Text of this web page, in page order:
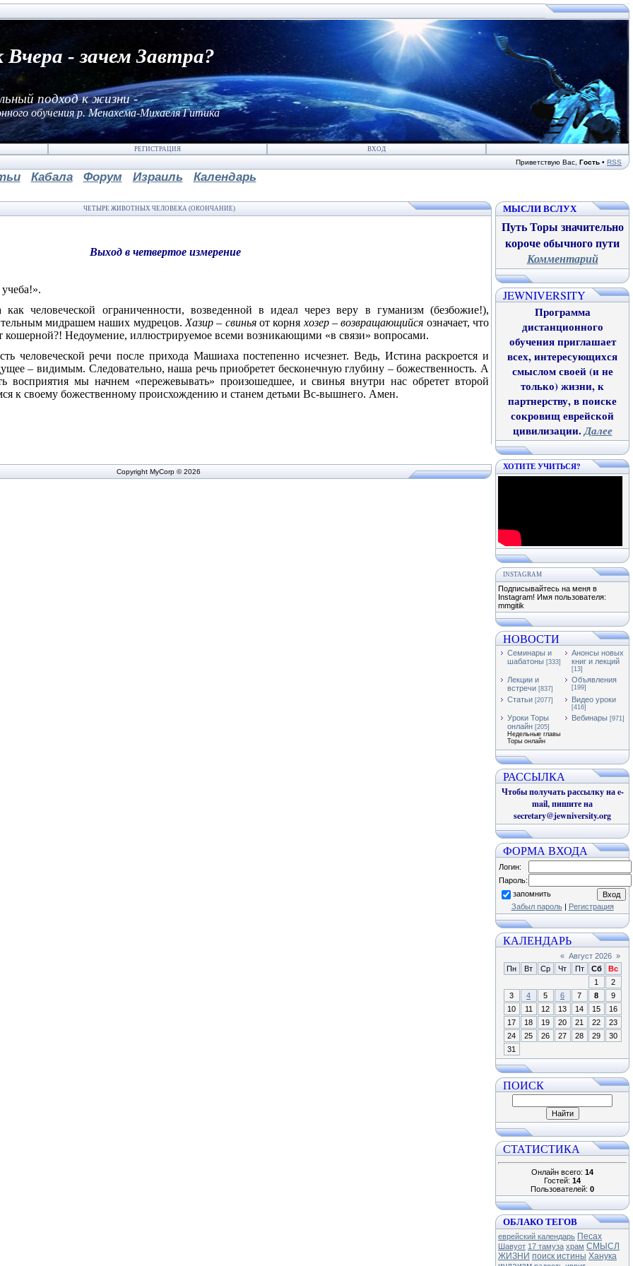
Вчера - зачем Завтра?
подход к жизни -
обучения р. Менахема-Михаеля Гитика
РЕГИСТРАЦИЯ ВХОД
Приветствую Вас Гость • RSS
Кабала Форум Израиль Календарь
ЧЕТЫРЕ ЖИВОТНЫХ ЧЕЛОВЕКА (ОКОНЧАНИЕ)
Выход в четвертое измерение
человеческой ограниченности, возведенной в идеал через веру в гуманизм (безбожие!),
мидрашем наших мудрецов. Хазир – свиньяот корня хозер – возвращающийся означает, что
кошерной?! Недоумение, иллюстрируемое всеми возникающими «в связи» вопросами.
человеческой речи после прихода Машиаха постепенно исчезнет. Ведь, Истина раскроется и
– видимым. Следовательно, наша речь приобретет бесконечную глубину – божественность. А
восприятия мы начнем «пережевывать» произошедшее, и свинья внутри нас обретет второй
к своему божественному происхождению и станем детьми Вс-вышнего. Амен.
Copyright MyCorp © 2026
МЫСЛИ ВСЛУХ
Путь Торы значительно
короче обычного пути
Комментарий
JEWNIVERSITY
Программа
дистанционного
обучения приглашает
всех, интересующихся
смыслом своей (и не
только) жизни, к
партнерству, в поиске
сокровищ еврейской
цивилизации.Далее
ХОТИТЕ УЧИТЬСЯ?
INSTAGRAM
Подписывайтесь на меня в
Instagram! Имя пользователя:
mmgitik
НОВОСТИ
Семинары и
шабатоны [333]
Анонсы новых
книг и лекций
[13]
Лекции и
встречи [837]
Объявления
[199]
Статьи [2077] Видео уроки
[416]
Уроки Торы
онлайн [205]
Недельные главы
Торы онлайн
Вебинары [971]
РАССЫЛКА
Чтобы получать рассылку на e-
mail, пишите на
secretary@jewniversity.org
ФОРМА ВХОДА
Логин:
Пароль:
запомнить
Забыл пароль| Регистрация
КАЛЕНДАРЬ
« Август 2026 »
Пн
Вт Ср Чт Пт Сб
Вс
1
2
3
4 5 6 7 8
9
10
11 12 13 14 15
16
17
18 19 20 21 22
23
24
25 26 27 28 29
30
31
ПОИСК
СТАТИСТИКА
Онлайн всего: 14
Гостей: 14
Пользователей: 0
ОБЛАКО ТЕГОВ
еврейский календарь Песах
Шавуот 17 тамуза храм СМЫСЛ
ЖИЗНИ поиск истины Ханука